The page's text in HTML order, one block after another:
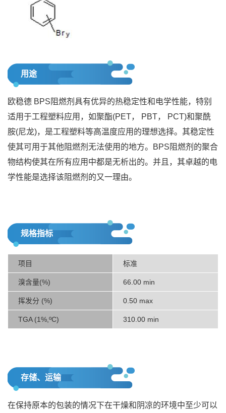
用途
欧稳德 BPS阻燃剂具有优异的热稳定性和电学性能，特别
适用于工程塑料应用，如聚酯(PET， PBT， PCT)和聚酰
胺(尼龙)，是工程塑料等高温度应用的理想选择。其稳定性
使其可用于其他阻燃剂无法使用的地方。BPS阻燃剂的聚合
物结构使其在所有应用中都是无析出的。并且，其卓越的电
学性能是选择该阻燃剂的又一理由。
规格指标
项目 标准
溴含量(%) 66.00 min
挥发分 (%) 0.50 max
TGA (1%,ºC) 310.00 min
存储、运输
在保持原本的包装的情况下在干燥和阴凉的环境中至少可以